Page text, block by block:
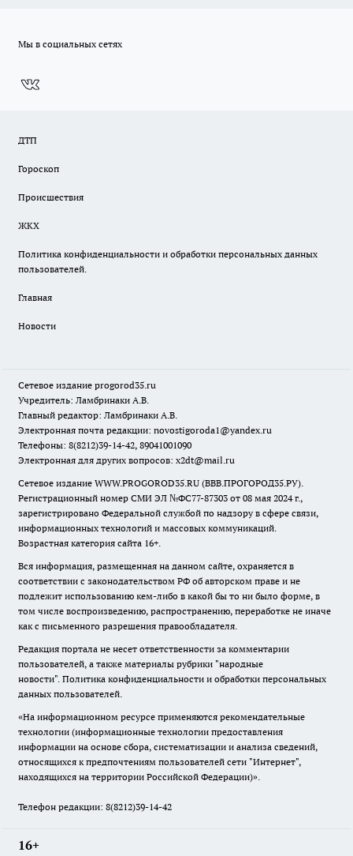
Мы в социальных сетях
ДТП
Гороскоп
Происшествия
ЖКХ
Политика конфиденциальности и обработки персональных данных
пользователей.
Главная
Новости
Сетевое издание progorod35.ru
Учредитель: Ламбринаки А.В.
Главный редактор: Ламбринаки А.В.
Электронная почта редакции: novostigoroda1@yandex.ru
Телефоны: 8(8212)39-14-42, 89041001090
Электронная для других вопросов: x2dt@mail.ru
Сетевое издание WWW.PROGOROD35.RU (ВВВ.ПРОГОРОД35.РУ).
Регистрационный номер СМИ ЭЛ №ФС77-87303 от 08 мая 2024 г.,
зарегистрировано Федеральной службой по надзору в сфере связи,
информационных технологий и массовых коммуникаций.
Возрастная категория сайта 16+.
Вся информация, размещенная на данном сайте, охраняется в
соответствии с законодательством РФ об авторском праве и не
подлежит использованию кем-либо в какой бы то ни было форме, в
том числе воспроизведению, распространению, переработке не иначе
как с письменного разрешения правообладателя.
Редакция портала не несет ответственности за комментарии
пользователей, а также материалы рубрики "народные
новости". Политика конфиденциальности и обработки персональных
данных пользователей.
«На информационном ресурсе применяются рекомендательные
технологии (информационные технологии предоставления
информации на основе сбора, систематизации и анализа сведений,
относящихся к предпочтениям пользователей сети "Интернет",
находящихся на территории Российской Федерации)».
Телефон редакции: 8(8212)39-14-42
16+